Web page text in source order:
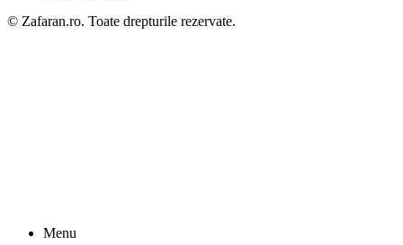
© Zafaran.ro. Toate drepturile rezervate.
Menu